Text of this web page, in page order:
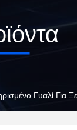
Γυαλί Για